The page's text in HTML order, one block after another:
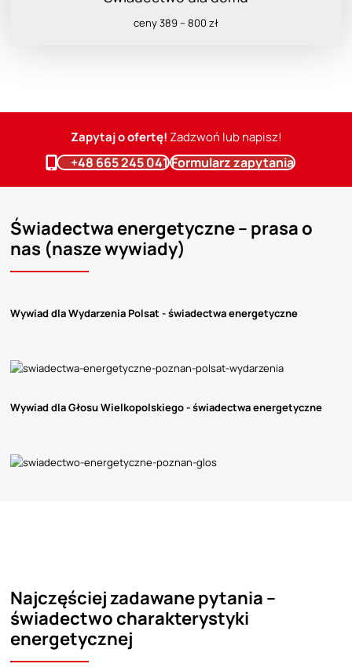
ceny 389 – 800 zł
Zapytaj o ofertę!Zadzwoń lub napisz!
+48 665 245 041Formularz zapytania
Świadectwa energetyczne – prasa o
nas (nasze wywiady)
Wywiad dla Wydarzenia Polsat - świadectwa energetyczne
Wywiad dla Głosu Wielkopolskiego - świadectwa energetyczne
Najczęściej zadawane pytania –
świadectwo charakterystyki
energetycznej